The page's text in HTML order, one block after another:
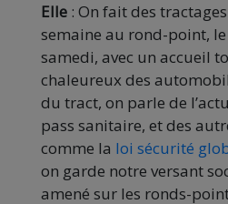
Elle : On fait des
semaine au rond-point,
samedi, avec un accueil
chaleureux des
du tract, on parle de
pass sanitaire, et des
comme la loi sécurité
on garde notre versant
amené sur les ronds-